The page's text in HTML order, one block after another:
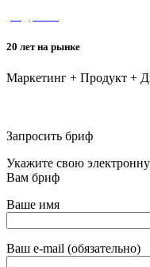
20 лет на рынке
Маркетинг + Продукт +
Запросить бриф
Укажите свою
Вам бриф
Ваше имя
Ваш e-mail (обязательно)